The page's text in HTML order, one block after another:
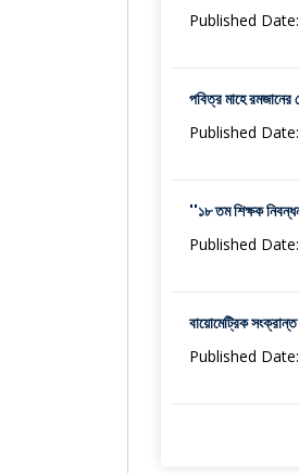
Published
পবিত্র মাহে
Published
''১৮ তম শিক্ষক
Published
বায়োমেট্রিক
Published